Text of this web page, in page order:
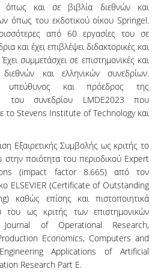
όπως και σε βιβλία διεθνών και
όπως του εκδοτικού οίκου Springel.
από 60 εργασίες του σε
και έχει επιβλέψει διδακτορικές και
συμμετάσχει σε επιστημονικές και
διεθνών και ελληνικών συνεδρίων.
υπεύθυνος και πρόεδρος της
του συνεδρίου LMDE2023 που
το Stevens Institute of Technology και
Εξαιρετικής Συμβολής ως κριτής το
ποιότητα του περιοδικού Expert
(impact factor 8.665) από τον
ELSEVIER (Certificate of Outstanding
καθώς επίσης και πιστοποιητικά
του ως κριτής των επιστημονικών
Journal of Operational Research,
Economics, Computers and
Applications of Artificial
Research Part E.